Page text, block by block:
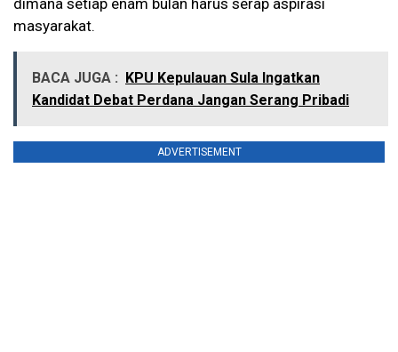
masyarakat.
BACA JUGA : KPU Kepulauan Sula Ingatkan
Kandidat Debat Perdana Jangan Serang Pribadi
ADVERTISEMENT